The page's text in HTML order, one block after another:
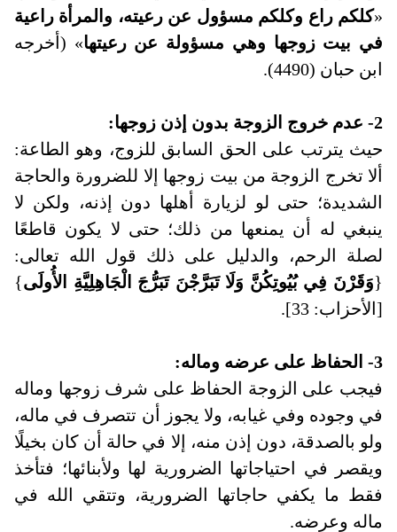
«كلكم راع وكلكم مسؤول عن رعيته، والمرأة راعية
في بيت زوجها وهي مسؤولة عن رعيتها» (أخرجه
ابن حبان (4490).
2- عدم خروج الزوجة بدون إذن زوجها
:
حيث يترتب على الحق السابق للزوج، وهو الطاعة:
ألا تخرج الزوجة من بيت زوجها إلا للضرورة والحاجة
الشديدة؛ حتى لو لزيارة أهلها دون إذنه، ولكن لا
ينبغي له أن يمنعها من ذلك؛ حتى لا يكون قاطعًا
لصلة الرحم، والدليل على ذلك قول الله تعالى:
{وَقَرْنَ فِي بُيُوتِكُنَّ وَلَا تَبَرَّجْنَ تَبَرُّجَ الْجَاهِلِيَّةِ الأُولَى}
[الأحزاب: 33].
3- الحفاظ على عرضه وماله:
فيجب على الزوجة الحفاظ على شرف زوجها وماله
في وجوده وفي غيابه، ولا يجوز أن تتصرف في ماله،
ولو بالصدقة، دون إذن منه، إلا في حالة أن كان بخيلًا
ويقصر في احتياجاتها الضرورية لها ولأبنائها؛ فتأخذ
فقط ما يكفي حاجاتها الضرورية، وتتقي الله في
ماله وعرضه.